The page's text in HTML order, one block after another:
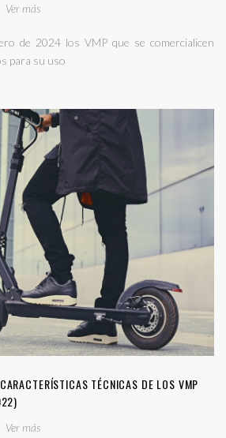
Ver más
de 2024 los VMP que se comercialicen
para su uso
TÉCNICAS DE LOS VMP
Ver más